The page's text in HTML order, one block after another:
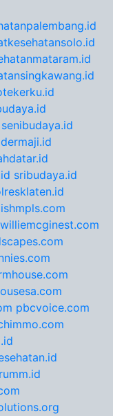
senibudaya.id
sribudaya.id
williemcginest.com
pbcvoice.com